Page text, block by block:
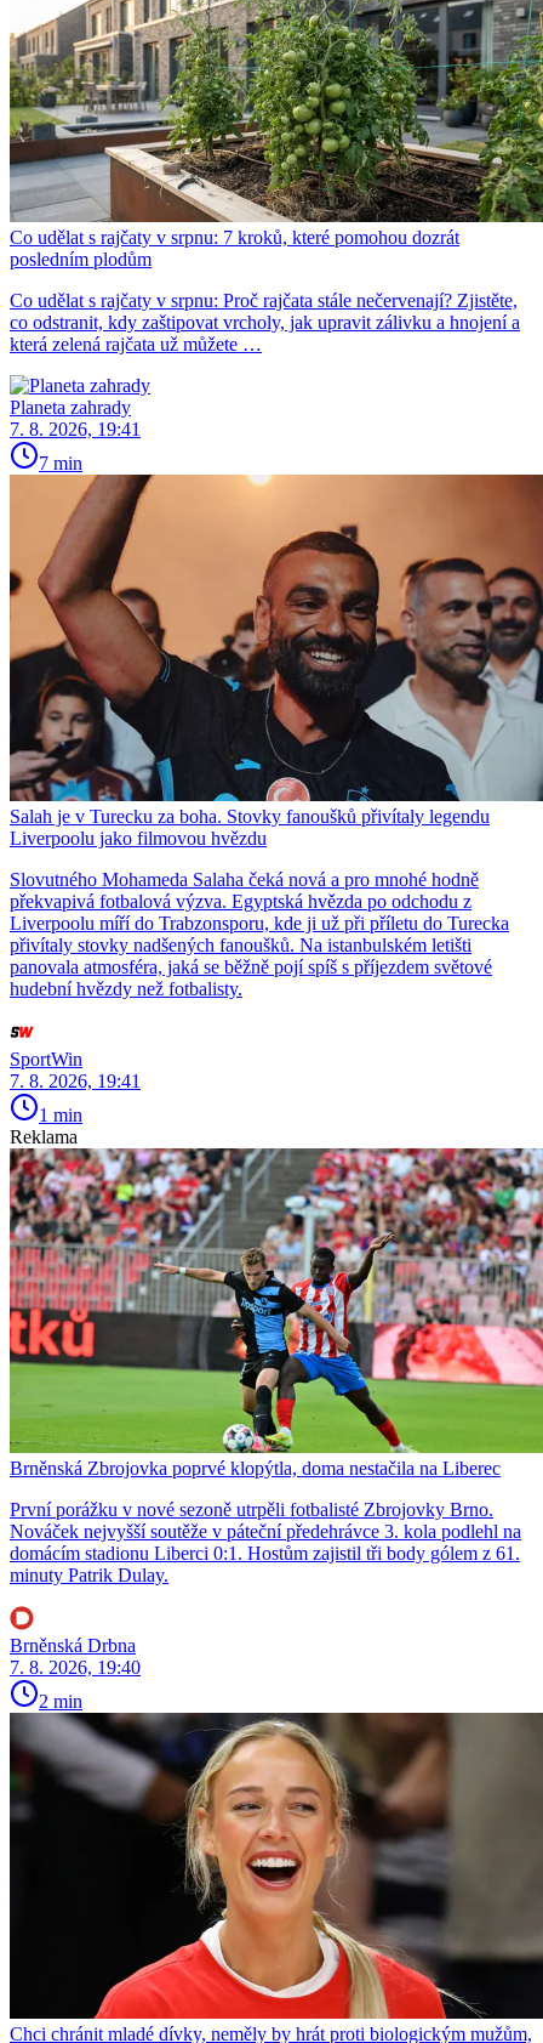
Co udělat s rajčaty v srpnu: 7 kroků, které pomohou dozrát
posledním plodům
Co udělat s rajčaty v srpnu: Proč rajčata stále nečervenají? Zjistěte,
co odstranit, kdy zaštipovat vrcholy, jak upravit zálivku a hnojení a
která zelená rajčata už můžete …
Planeta zahrady
7. 8. 2026, 19:41
7 min
Salah je v Turecku za boha. Stovky fanoušků přivítaly legendu
Liverpoolu jako filmovou hvězdu
Slovutného Mohameda Salaha čeká nová a pro mnohé hodně
překvapivá fotbalová výzva. Egyptská hvězda po odchodu z
Liverpoolu míří do Trabzonsporu, kde ji už při příletu do Turecka
přivítaly stovky nadšených fanoušků. Na istanbulském letišti
panovala atmosféra, jaká se běžně pojí spíš s příjezdem světové
hudební hvězdy než fotbalisty.
SportWin
7. 8. 2026, 19:41
1 min
Reklama
Brněnská Zbrojovka poprvé klopýtla, doma nestačila na Liberec
První porážku v nové sezoně utrpěli fotbalisté Zbrojovky Brno.
Nováček nejvyšší soutěže v páteční předehrávce 3. kola podlehl na
domácím stadionu Liberci 0:1. Hostům zajistil tři body gólem z 61.
minuty Patrik Dulay.
Brněnská Drbna
7. 8. 2026, 19:40
2 min
Chci chránit mladé dívky, neměly by hrát proti biologickým mužům,